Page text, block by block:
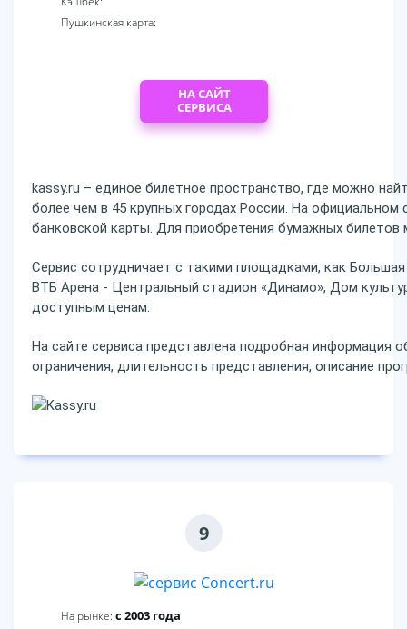
Пушкинская карта:
НА САЙТ
СЕРВИСА
kassy.ru – единое билетное пространство, где можно
более чем в 45 крупных городах России. На
банковской карты. Для приобретения бумажных
Сервис сотрудничает с такими площадками, как
ВТБ Арена - Центральный стадион «Динамо», Дом
доступным ценам.
На сайте сервиса представлена подробная информация
ограничения, длительность представления, описание
9
На рынке: c 2003 года